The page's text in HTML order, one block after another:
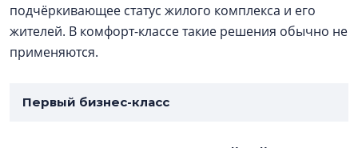
подчёркивающее статус жилого комплекса и его
жителей. В комфорт-классе такие решения обычно не
применяются.
Первый бизнес-класс